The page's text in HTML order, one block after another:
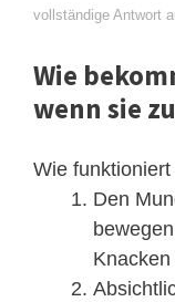
vollständige Antwort
Wie
wenn sie
Wie
Den